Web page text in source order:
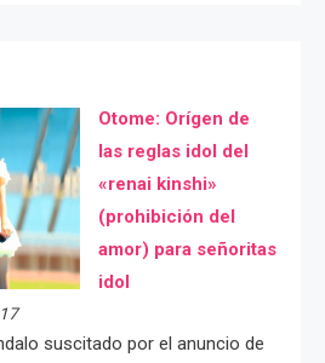
Otome: Orígen de
las reglas idol del
«renai kinshi»
(prohibición del
amor) para señoritas
idol
suscitado por el anuncio de